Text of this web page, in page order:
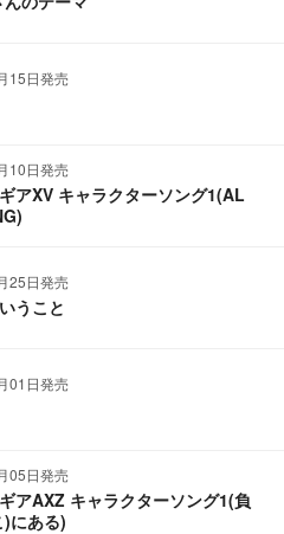
15日発売
10日発売
アXV キャラクターソング1(AL
25日発売
うこと
01日発売
05日発売
アAXZ キャラクターソング1(負
にある)